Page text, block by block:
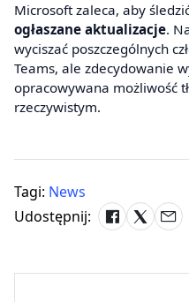
Microsoft zaleca, aby
ogłaszane aktualizacje.
wyciszać poszczególnych
Teams, ale zdecydowanie
opracowywana możliwość
rzeczywistym.
Tagi: News
Udostępnij: